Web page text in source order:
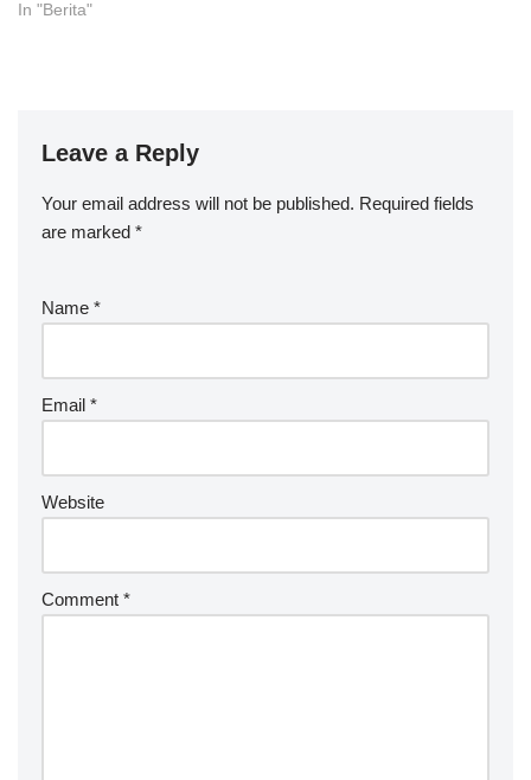
In "Berita"
Leave a Reply
Your email address will not be published. Required fields
are marked *
Name *
Email *
Website
Comment *